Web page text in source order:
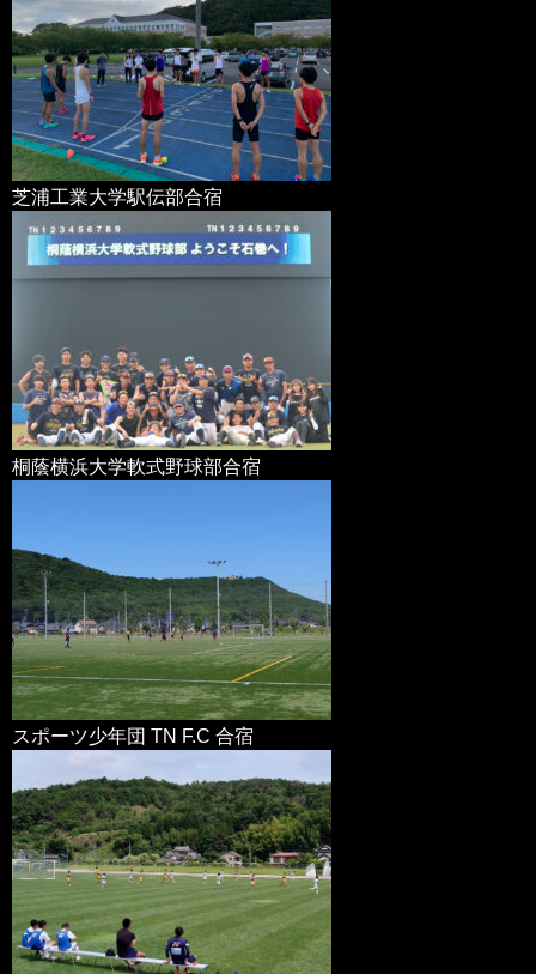
芝浦工業大学駅伝部合宿
桐蔭横浜大学軟式野球部合宿
スポーツ少年団 TN F.C 合宿